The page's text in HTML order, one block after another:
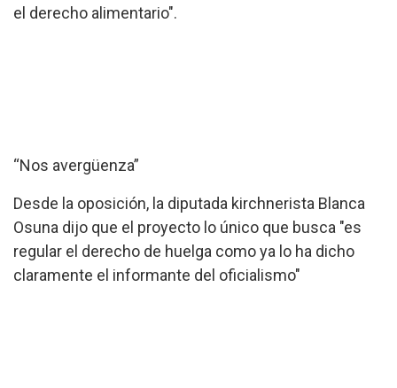
el derecho alimentario".
“Nos avergüenza”
Desde la oposición, la diputada kirchnerista Blanca
Osuna dijo que el proyecto lo único que busca "es
regular el derecho de huelga como ya lo ha dicho
claramente el informante del oficialismo"